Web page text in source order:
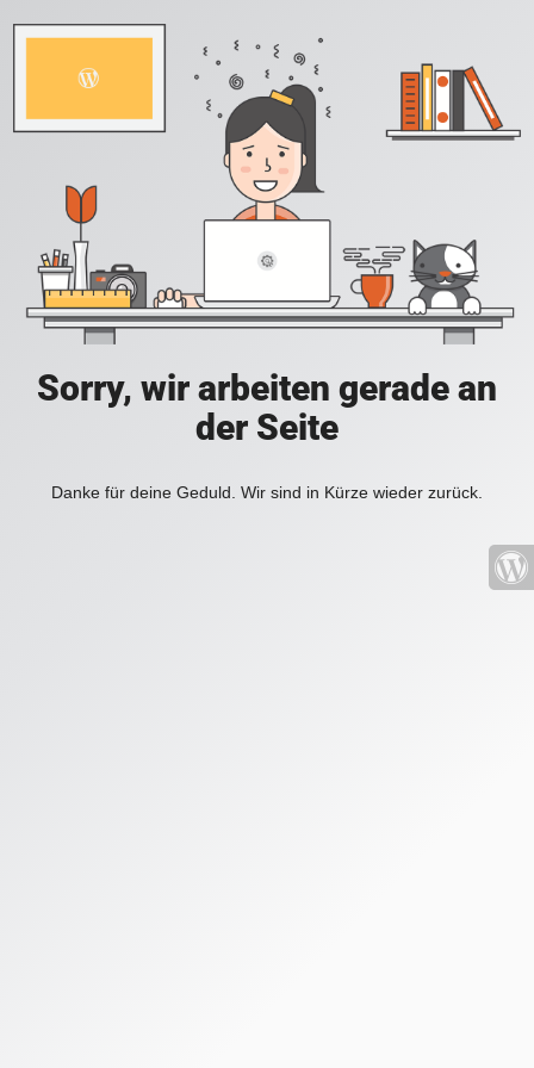
Sorry, wir arbeiten gerade an
der Seite
Danke für deine Geduld. Wir sind in Kürze wieder zurück.